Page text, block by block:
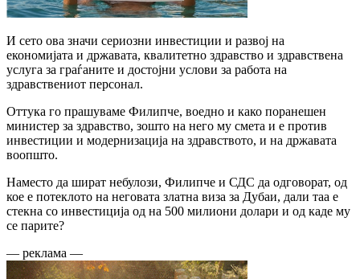
И сето ова значи сериозни инвестиции и развој на
економијата и државата, квалитетно здравство и здравствена
услуга за граѓаните и достојни услови за работа на
здравствениот персонал.
Оттука го прашуваме Филипче, воедно и како поранешен
министер за здравство, зошто на него му смета и е против
инвестиции и модернизација на здравството, и на државата
воопшто.
Наместо да шират небулози, Филипче и СДС да одговорат, од
кое е потеклото на неговата златна виза за Дубаи, дали таа е
стекна со инвестиција од на 500 милиони долари и од каде му
се парите?
— реклама —